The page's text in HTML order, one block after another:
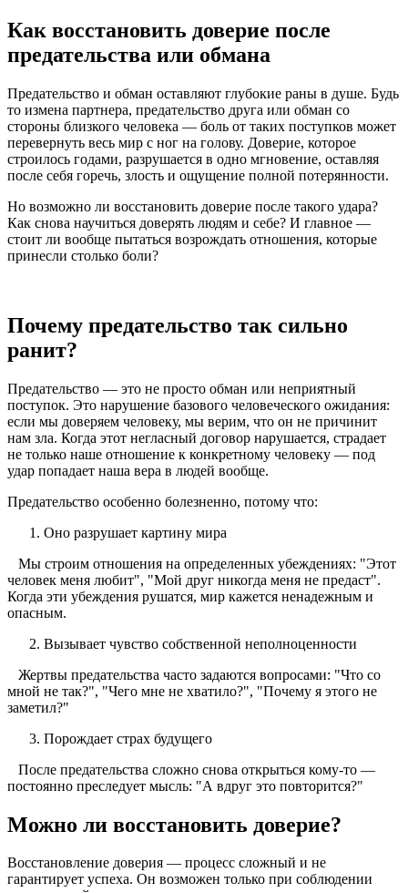
Как восстановить доверие после
предательства или обмана
Предательство и обман оставляют глубокие раны в душе. Будь
то измена партнера, предательство друга или обман со
стороны близкого человека — боль от таких поступков может
перевернуть весь мир с ног на голову. Доверие, которое
строилось годами, разрушается в одно мгновение, оставляя
после себя горечь, злость и ощущение полной потерянности.
Но возможно ли восстановить доверие после такого удара?
Как снова научиться доверять людям и себе? И главное —
стоит ли вообще пытаться возрождать отношения, которые
принесли столько боли?
Почему предательство так сильно
ранит?
Предательство — это не просто обман или неприятный
поступок. Это нарушение базового человеческого ожидания:
если мы доверяем человеку, мы верим, что он не причинит
нам зла. Когда этот негласный договор нарушается, страдает
не только наше отношение к конкретному человеку — под
удар попадает наша вера в людей вообще.
Предательство особенно болезненно, потому что:
Оно разрушает картину мира
Мы строим отношения на определенных убеждениях: "Этот
человек меня любит", "Мой друг никогда меня не предаст".
Когда эти убеждения рушатся, мир кажется ненадежным и
опасным.
Вызывает чувство собственной неполноценности
Жертвы предательства часто задаются вопросами: "Что со
мной не так?", "Чего мне не хватило?", "Почему я этого не
заметил?"
Порождает страх будущего
После предательства сложно снова открыться кому-то —
постоянно преследует мысль: "А вдруг это повторится?"
Можно ли восстановить доверие?
Восстановление доверия — процесс сложный и не
гарантирует успеха. Он возможен только при соблюдении